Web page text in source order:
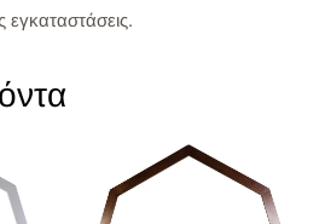
εγκαταστάσεις.